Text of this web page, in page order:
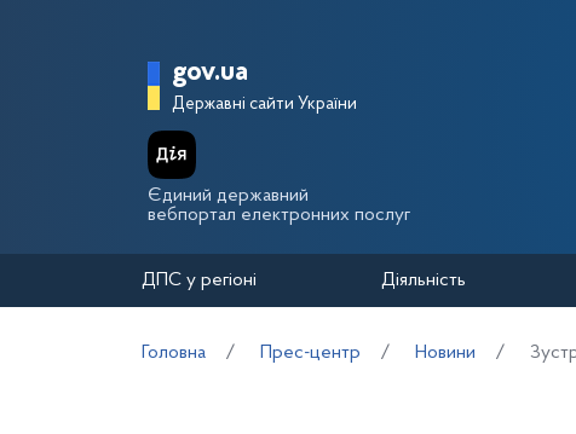
Головна сторінка
gov.ua
Державні сайти України
Єдиний державний
вебпортал електронних послуг
ДПС у регіоні Діяльність
Головна Прес-центр Новини